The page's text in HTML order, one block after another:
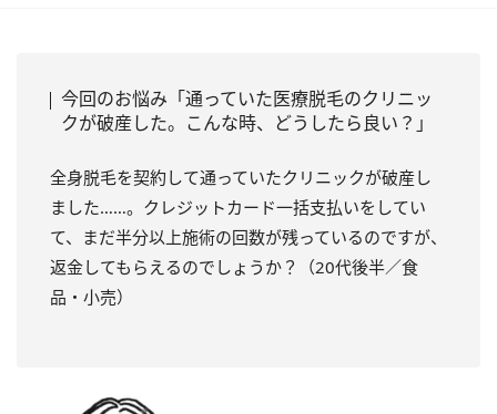
今回のお悩み「通っていた医療脱毛のクリニッ
クが破産した。こんな時、どうしたら良い？」
全身脱毛を契約して通っていたクリニックが破産し
ました……。クレジットカード一括支払いをしてい
て、まだ半分以上施術の回数が残っているのですが、
返金してもらえるのでしょうか？（20代後半／食
品・小売）